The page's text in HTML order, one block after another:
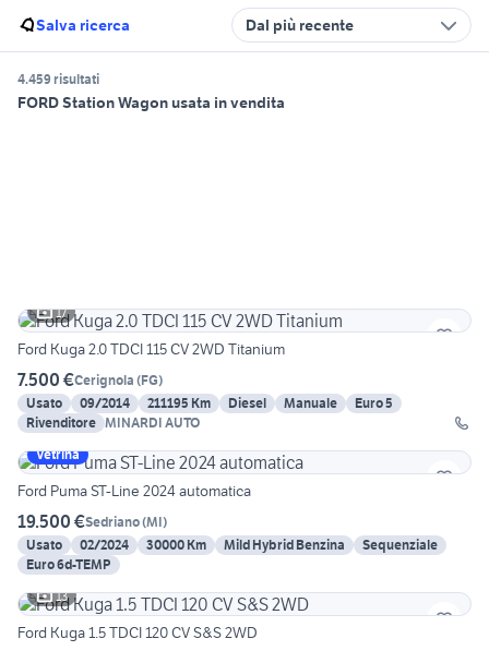
Salva ricerca Dal più recente
4.459 risultati
FORD Station Wagon usata in vendita
17
Ford Kuga 2.0 TDCI 115 CV 2WD Titanium
7.500 €Cerignola (FG)
Usato
09/2014 211195 Km Diesel Manuale
Euro 5
Rivenditore MINARDI AUTO
Vetrina
Ford Puma ST-Line 2024 automatica
19.500 €Sedriano(MI)
Usato
02/2024 30000 Km Mild Hybrid Benzina
Sequenziale
Euro 6d-TEMP
13
Ford Kuga 1.5 TDCI 120 CV S&S 2WD